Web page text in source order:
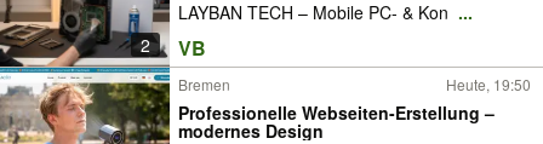
2
LAYBAN TECH – Mobile PC- & Kon ...
VB
Bremen Heute, 19:50
Professionelle Webseiten-Erstellung –
modernes Design